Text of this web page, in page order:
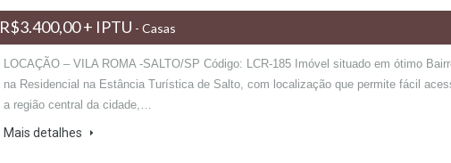
R$3.400,00 + IPTU - Casas
LOCAÇÃO – VILA ROMA -SALTO/SP Código: LCR-185 Imóvel situado em ótimo
na Residencial na Estância Turística de Salto, com localização que permite fácil
a região central da cidade,…
Mais detalhes